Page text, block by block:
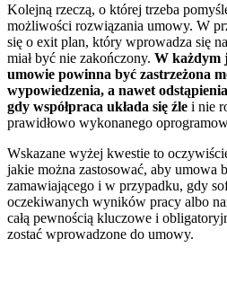
Kolejną rzeczą, o której trzeba
możliwości rozwiązania umowy. W
się o exit plan, który wprowadza się
miał być nie zakończony. W każdym
umowie powinna być zastrzeżona
wypowiedzenia, a nawet
gdy współpraca układa się źle i nie
prawidłowo wykonanego
Wskazane wyżej kwestie to
jakie można zastosować, aby umowa
zamawiającego i w przypadku, gdy
oczekiwanych wyników pracy albo
całą pewnością kluczowe i
zostać wprowadzone do umowy.